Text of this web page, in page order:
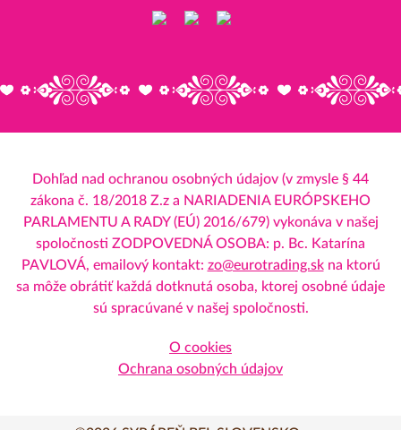
Dohľad nad ochranou osobných údajov (v zmysle § 44
zákona č. 18/2018 Z.z a NARIADENIA EURÓPSKEHO
PARLAMENTU A RADY (EÚ) 2016/679) vykonáva v našej
spoločnosti ZODPOVEDNÁ OSOBA: p. Bc. Katarína
PAVLOVÁ, emailový kontakt: zo@eurotrading.skna ktorú
sa môže obrátiť každá dotknutá osoba, ktorej osobné údaje
sú spracúvané v našej spoločnosti.
O cookies
Ochrana osobných údajov